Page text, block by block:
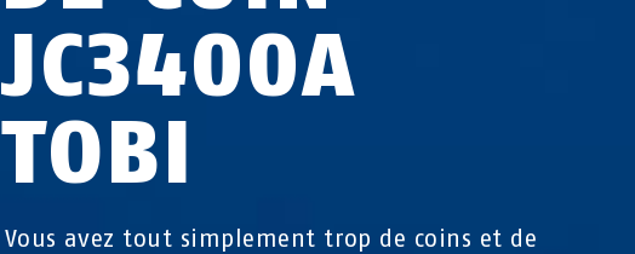
JC3400A
TOBI
Vous avez tout simplement trop de coins et de